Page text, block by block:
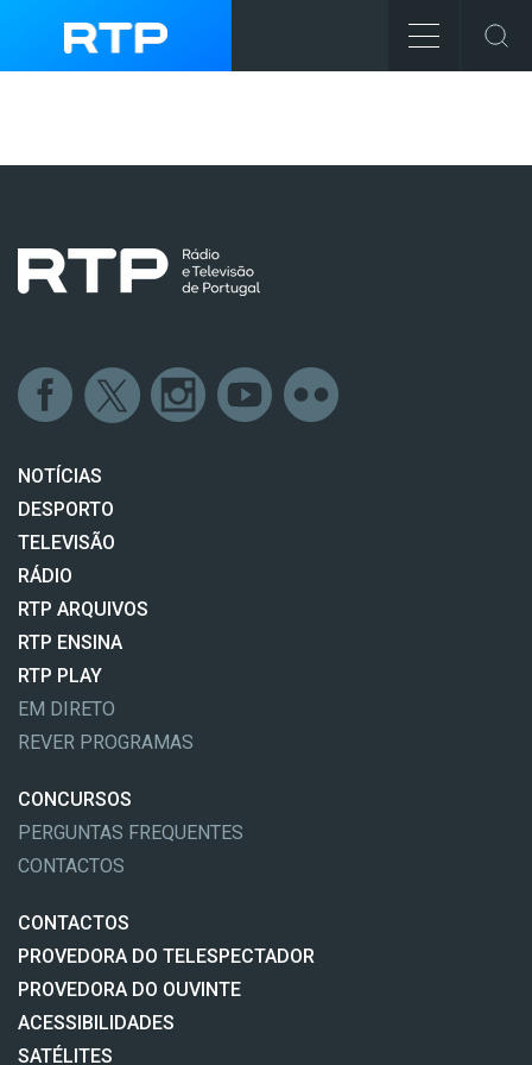
NOTÍCIAS
DESPORTO
TELEVISÃO
RÁDIO
RTP ARQUIVOS
RTP ENSINA
RTP PLAY
EM DIRETO
REVER PROGRAMAS
CONCURSOS
PERGUNTAS FREQUENTES
CONTACTOS
CONTACTOS
PROVEDORA DO TELESPECTADOR
PROVEDORA DO OUVINTE
ACESSIBILIDADES
SATÉLITES